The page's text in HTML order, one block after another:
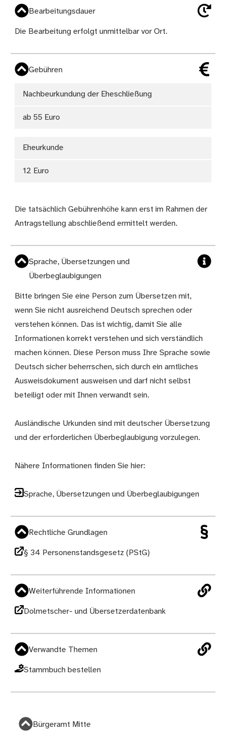
Bearbeitungsdauer
Die Bearbeitung erfolgt unmittelbar vor Ort.
Gebühren
Nachbeurkundung der Eheschließung
ab 55 Euro
Eheurkunde
12 Euro
Die tatsächlich Gebührenhöhe kann erst im Rahmen der
Antragstellung abschließend ermittelt werden.
Sprache, Übersetzungen und
Überbeglaubigungen
Bitte bringen Sie eine Person zum Übersetzen mit,
wenn Sie nicht ausreichend Deutsch sprechen oder
verstehen können. Das ist wichtig, damit Sie alle
Informationen korrekt verstehen und sich verständlich
machen können. Diese Person muss Ihre Sprache sowie
Deutsch sicher beherrschen, sich durch ein amtliches
Ausweisdokument ausweisen und darf nicht selbst
beteiligt oder mit Ihnen verwandt sein.
Ausländische Urkunden sind mit deutscher Übersetzung
und der erforderlichen Überbeglaubigung vorzulegen.
Nähere Informationen finden Sie hier:
Sprache, Übersetzungen und Überbeglaubigungen
Rechtliche Grundlagen
§ 34 Personenstandsgesetz (PStG)
Weiterführende Informationen
Dolmetscher- und Übersetzerdatenbank
Verwandte Themen
Stammbuch bestellen
Bürgeramt Mitte